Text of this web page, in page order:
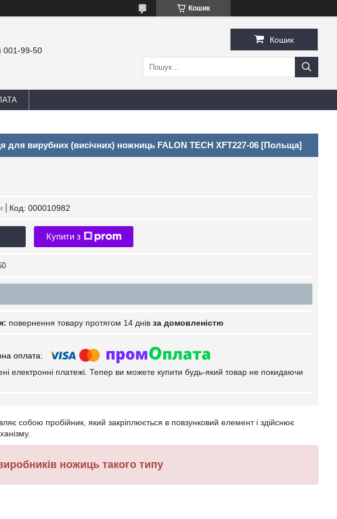
Кошик
001-99-50
Кошик
для вирубних (висічних) ножниць FALON TECH XFT227-06 [Польща]
Код: 000010982
Купити з
повернення товару протягом 14 днів за домовленістю
електронні платежі. Тепер ви можете купити будь-який товар не покидаючи
собою пробійник, який закріплюється в повзунковий елемент і здійснює
ножиць такого типу